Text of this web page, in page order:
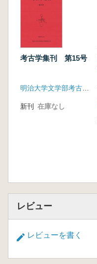
考古学集刊 第15号
新刊 在庫なし
レビュー
レビューを書く